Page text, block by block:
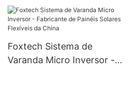
Foxtech Solar
Foxtech Sistema de
Varanda Micro Inversor -